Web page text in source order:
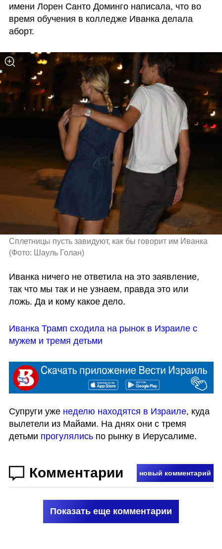
имени Лорен Санто Доминго написала, что во
время обучения в колледже Иванка делала
аборт.
Сплетницы пусть завидуют, как бы говорит им Иванка
(Фото: Шауль Голан)
Иванка ничего не ответила на это заявление,
так что мы так и не узнаем, правда это или
ложь. Да и кому какое дело.
Иванка Трамп сходила на рынок в Израиле с
мужем и тремя детьми
Супруги уже неделю находятся в Израиле, куда
вылетели из Майами. На днях они с тремя
детьми прогулялись по рынку в Иерусалиме.
Комментарии новый комментарий
Показать еще комментарии